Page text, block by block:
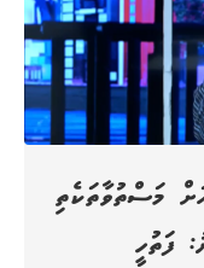
މަސްތުވާތަކެތި
ފަތުހީ